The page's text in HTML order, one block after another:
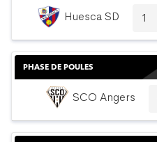
Huesca SD 1
PHASE DE POULES
SCO Angers